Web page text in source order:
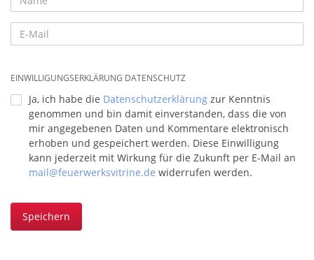
EINWILLIGUNGSERKLÄRUNG DATENSCHUTZ
Ja, ich habe die Datenschutzerklärung zur Kenntnis
genommen und bin damit einverstanden, dass die von
mir angegebenen Daten und Kommentare elektronisch
erhoben und gespeichert werden. Diese Einwilligung
kann jederzeit mit Wirkung für die Zukunft per E-Mail an
mail@feuerwerksvitrine.de widerrufen werden.
Speichern